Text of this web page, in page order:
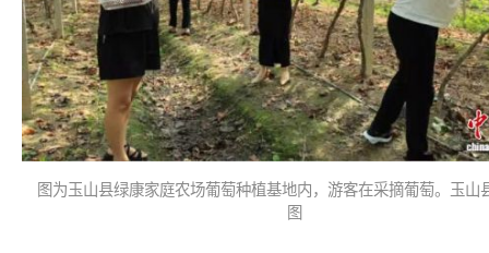
图为玉山县绿康家庭农场葡萄种植基地内，游客在采摘葡萄。玉山
图